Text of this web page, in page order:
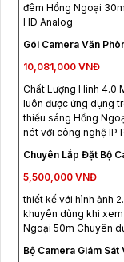
đêm Hồng Ngoại
HD Analog
Gói Camera Văn
10,081,000 VNĐ
Chất Lượng Hình 4.0
luôn được ứng dụng
thiếu sáng Hồng
nét với công nghệ IP
Chuyên Lắp Đặt Bộ
5,500,000 VNĐ
thiết kế với hình ảnh
khuyên dùng khi
Ngoại 50m Chuyên
Bộ Camera Giám Sát